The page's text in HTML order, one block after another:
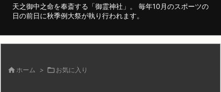
天之御中之命を奉斎する「御霊神社」。 毎年10月のスポーツの
日の前日に秋季例大祭が執り行われます。
 ホーム > お気に入り